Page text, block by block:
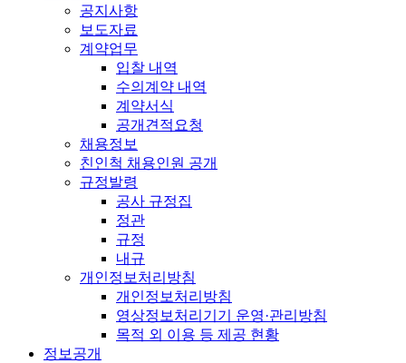
공지사항
보도자료
계약업무
입찰 내역
수의계약 내역
계약서식
공개견적요청
채용정보
친인척 채용인원 공개
규정발령
공사 규정집
정관
규정
내규
개인정보처리방침
개인정보처리방침
영상정보처리기기 운영·관리방침
목적 외 이용 등 제공 현황
정보공개